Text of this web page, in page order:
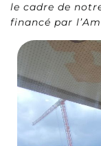
le cadre de
financé par